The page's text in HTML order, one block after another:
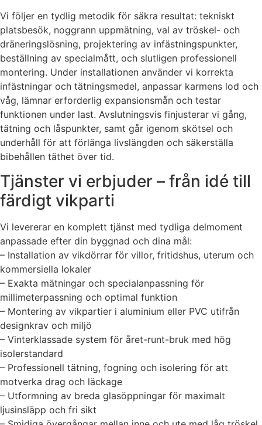
Vi följer en tydlig metodik för säkra resultat: tekniskt
platsbesök, noggrann uppmätning, val av tröskel- och
dräneringslösning, projektering av infästningspunkter,
beställning av specialmått, och slutligen professionell
montering. Under installationen använder vi korrekta
infästningar och tätningsmedel, anpassar karmens lod och
våg, lämnar erforderlig expansionsmån och testar
funktionen under last. Avslutningsvis finjusterar vi gång,
tätning och låspunkter, samt går igenom skötsel och
underhåll för att förlänga livslängden och säkerställa
bibehållen täthet över tid.
Tjänster vi erbjuder – från idé till
färdigt vikparti
Vi levererar en komplett tjänst med tydliga delmoment
anpassade efter din byggnad och dina mål:
– Installation av vikdörrar för villor, fritidshus, uterum och
kommersiella lokaler
– Exakta mätningar och specialanpassning för
millimeterpassning och optimal funktion
– Montering av vikpartier i aluminium eller PVC utifrån
designkrav och miljö
– Vinterklassade system för året-runt-bruk med hög
isolerstandard
– Professionell tätning, fogning och isolering för att
motverka drag och läckage
– Utformning av breda glasöppningar för maximalt
ljusinsläpp och fri sikt